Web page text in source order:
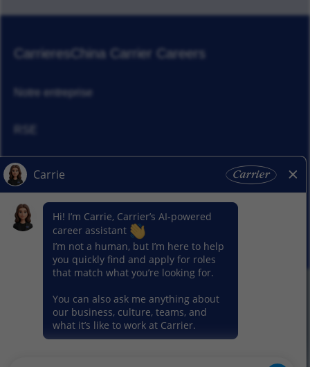
CarrieresChina Carrier Careers
Notre entreprise
Actualités
Nos activitiés
© 2026 Carrier. Tous droits réservés
Notice sur la protection des données
Conditions d'utilisation